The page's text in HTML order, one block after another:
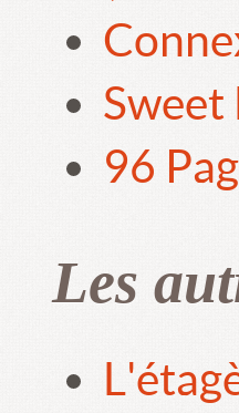
Sweet
96
Les